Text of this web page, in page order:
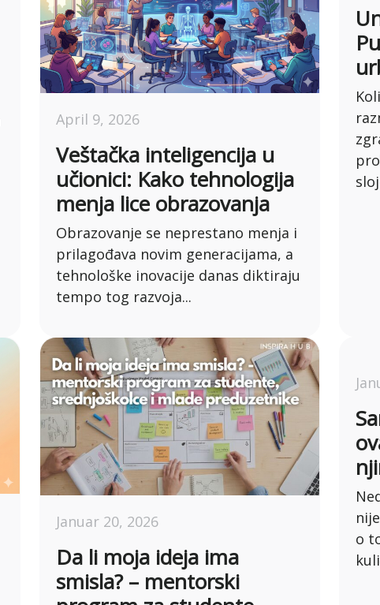
April 9, 2026
Veštačka inteligencija u
učionici: Kako tehnologija
menja lice obrazovanja
Obrazovanje se neprestano menja i
prilagođava novim generacijama, a
tehnološke inovacije danas diktiraju
tempo tog razvoja...
Januar 20, 2026
Da li moja ideja ima
smisla? – mentorski
o